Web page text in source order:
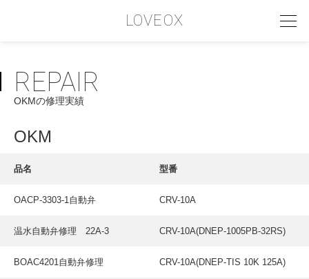
LOVEOX
PHILOSOPHY
フィロソフィー
COMPANY PROFILE
INTERVIEW
お客様インタビュー
REPAIR
OKMの修理実績
OKM
品名 型番
OACP-3303-1自動弁 CRV-10A
温水自動弁修理 22A-3 CRV-10A(DNEP-1005PB-32RS)
BOAC4201自動弁修理 CRV-10A(DNEP-TIS 10K 125A)